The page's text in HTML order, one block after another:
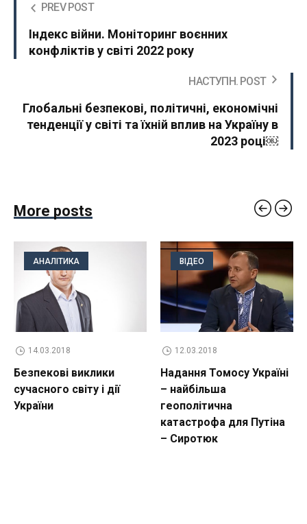
PREV POST
Індекс війни. Моніторинг воєнних
конфліктів у світі 2022 року
НАСТУПН. POST
Глобальні безпекові, політичні, економічні
тенденції у світі та їхній вплив на Україну в
2023 році￼
More posts
АНАЛІТИКА
14.03.2018
Безпекові виклики
сучасного світу і дії
України
ВІДЕО
12.03.2018
Надання Томосу Україні
– найбільша
геополітична
катастрофа для Путіна
– Сиротюк